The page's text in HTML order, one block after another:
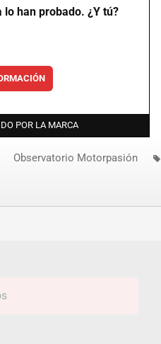
han probado. ¿Y tú?
POR LA MARCA
Observatorio Motorpasión